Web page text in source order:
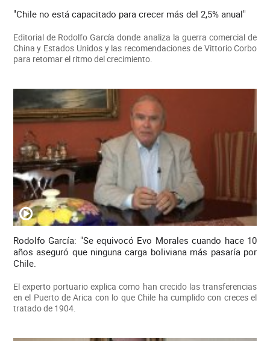
"Chile no está capacitado para crecer más del 2,5% anual"
Editorial de Rodolfo García donde analiza la guerra comercial de
China y Estados Unidos y las recomendaciones de Vittorio Corbo
para retomar el ritmo del crecimiento.
Rodolfo García: "Se equivocó Evo Morales cuando hace 10
años aseguró que ninguna carga boliviana más pasaría por
Chile.
El experto portuario explica como han crecido las transferencias
en el Puerto de Arica con lo que Chile ha cumplido con creces el
tratado de 1904.